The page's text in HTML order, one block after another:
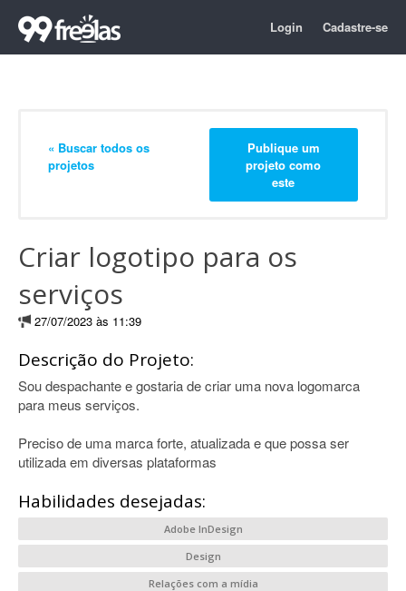
Login Cadastre-se
« Buscar todos os
projetos
Publique um
projeto como
este
Criar logotipo para os
serviços
27/07/2023 às 11:39
Descrição do Projeto:
Sou despachante e gostaria de criar uma nova logomarca
para meus serviços.
Preciso de uma marca forte, atualizada e que possa ser
utilizada em diversas plataformas
Habilidades desejadas:
Adobe InDesign
Design
Relações com a mídia